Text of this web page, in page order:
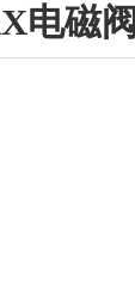
电磁